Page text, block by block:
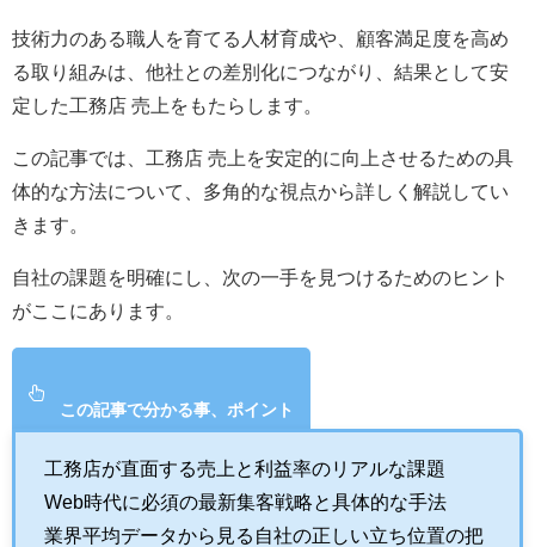
技術力のある職人を育てる人材育成や、顧客満足度を高め
る取り組みは、他社との差別化につながり、結果として安
定した工務店 売上をもたらします。
この記事では、工務店 売上を安定的に向上させるための具
体的な方法について、多角的な視点から詳しく解説してい
きます。
自社の課題を明確にし、次の一手を見つけるためのヒント
がここにあります。
この記事で分かる事、ポイント
工務店が直面する売上と利益率のリアルな課題
Web時代に必須の最新集客戦略と具体的な手法
業界平均データから見る自社の正しい立ち位置の把